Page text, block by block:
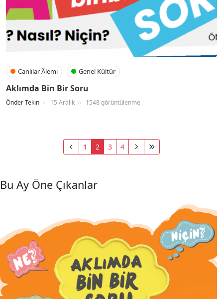
Canlılar Âlemi Genel Kültür
Aklımda Bin Bir Soru
Önder Tekin 15 Aralık 1548 görüntülenme
1 2 3 4
Bu Ay Öne Çıkanlar